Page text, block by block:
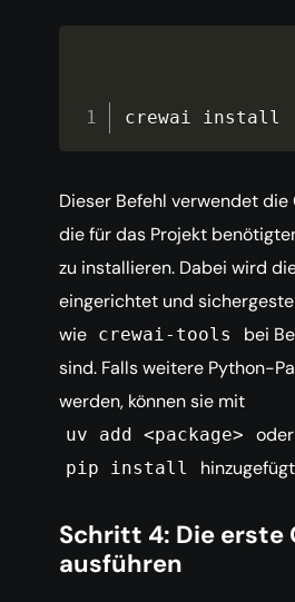
crewai install
Dieser Befehl verwendet die
die für das Projekt
zu installieren. Dabei wird
eingerichtet und
wie crewai-tools
bei
sind. Falls weitere Python-
werden, können sie mit
uv add <package>
pip install
Schritt 4: Die erste
ausführen